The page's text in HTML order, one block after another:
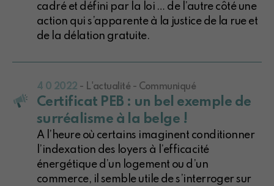
cadré et défini par la loi … de l’autre côté une
action qui s’apparente à la justice de la rue et
de la délation gratuite.
4 0 2022 - L'actualité - Communiqué
Certificat PEB : un bel exemple de
surréalisme à la belge !
A l’heure où certains imaginent conditionner
l’indexation des loyers à l’efficacité
énergétique d’un logement ou d’un
commerce, il semble utile de s’interroger sur